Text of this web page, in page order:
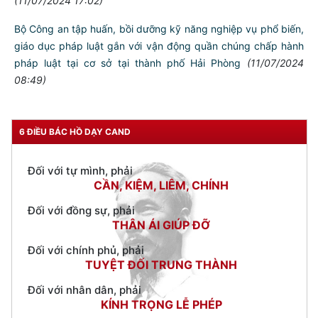
Đoàn khảo sát Kết hợp phát triển kinh tế-xã hội với củng cố
quốc phòng, an ninh, đối ngoại; xây dựng thế trận lòng dân
trong bảo vệ Tổ quốc tại Hải Phòng (22/07/2024 07:00)
Quyết tâm thực hiện hiệu quả, thắng lợi mọi chỉ tiêu, nhiệm vụ
công tác 6 tháng cuối năm 2024 (16/07/2024 17:06)
Đảng ủy Công an thành phố triển khai 8 nhiệm vụ trọng tâm 6
tháng cuối năm 2024 (15/07/2024 19:06)